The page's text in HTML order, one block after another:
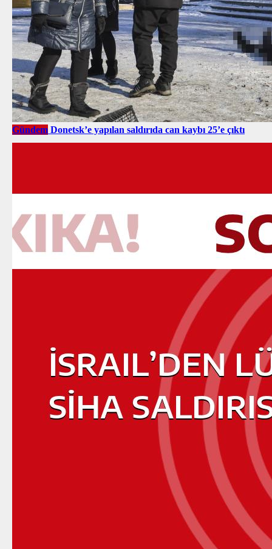
Gündem Donetsk’e yapılan saldırıda can kaybı 25’e çıktı